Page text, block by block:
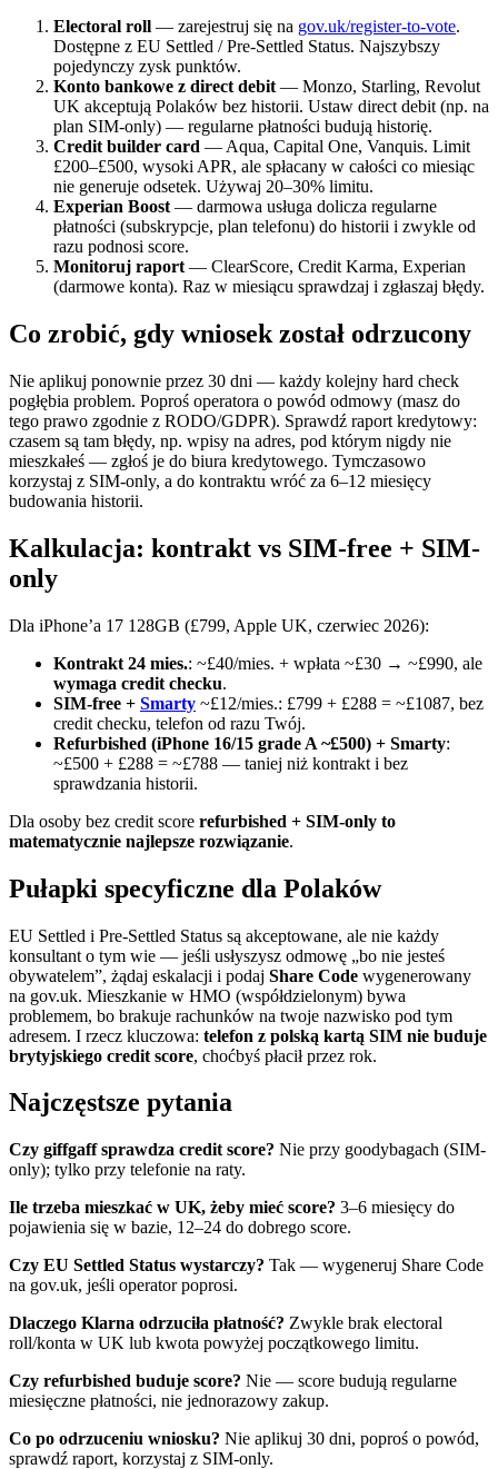
Electoral roll — zarejestruj się na gov.uk/register-to-vote.
Dostępne z EU Settled / Pre-Settled Status. Najszybszy
pojedynczy zysk punktów.
Konto bankowe z direct debit — Monzo, Starling, Revolut
UK akceptują Polaków bez historii. Ustaw direct debit (np. na
plan SIM-only) — regularne płatności budują historię.
Credit builder card — Aqua, Capital One, Vanquis. Limit
£200–£500, wysoki APR, ale spłacany w całości co miesiąc
nie generuje odsetek. Używaj 20–30% limitu.
Experian Boost — darmowa usługa dolicza regularne
płatności (subskrypcje, plan telefonu) do historii i zwykle od
razu podnosi score.
Monitoruj raport — ClearScore, Credit Karma, Experian
(darmowe konta). Raz w miesiącu sprawdzaj i zgłaszaj błędy.
Co zrobić, gdy wniosek został odrzucony
Nie aplikuj ponownie przez 30 dni — każdy kolejny hard check
pogłębia problem. Poproś operatora o powód odmowy (masz do
tego prawo zgodnie z RODO/GDPR). Sprawdź raport kredytowy:
czasem są tam błędy, np. wpisy na adres, pod którym nigdy nie
mieszkałeś — zgłoś je do biura kredytowego. Tymczasowo
korzystaj z SIM-only, a do kontraktu wróć za 6–12 miesięcy
budowania historii.
Kalkulacja: kontrakt vs SIM-free + SIM-
only
Dla iPhone’a 17 128GB (£799, Apple UK, czerwiec 2026):
Kontrakt 24 mies.: ~£40/mies. + wpłata ~£30 → ~£990, ale
wymaga credit checku.
SIM-free + Smarty ~£12/mies.: £799 + £288 = ~£1087, bez
credit checku, telefon od razu Twój.
Refurbished (iPhone 16/15 grade A ~£500) + Smarty:
~£500 + £288 = ~£788 — taniej niż kontrakt i bez
sprawdzania historii.
Dla osoby bez credit score refurbished + SIM-only to
matematycznie najlepsze rozwiązanie.
Pułapki specyficzne dla Polaków
EU Settled i Pre-Settled Status są akceptowane, ale nie każdy
konsultant o tym wie — jeśli usłyszysz odmowę „bo nie jesteś
obywatelem”, żądaj eskalacji i podaj Share Code wygenerowany
na gov.uk. Mieszkanie w HMO (współdzielonym) bywa
problemem, bo brakuje rachunków na twoje nazwisko pod tym
adresem. I rzecz kluczowa: telefon z polską kartą SIM nie buduje
brytyjskiego credit score, choćbyś płacił przez rok.
Najczęstsze pytania
Czy giffgaff sprawdza credit score? Nie przy goodybagach (SIM-
only); tylko przy telefonie na raty.
Ile trzeba mieszkać w UK, żeby mieć score? 3–6 miesięcy do
pojawienia się w bazie, 12–24 do dobrego score.
Czy EU Settled Status wystarczy? Tak — wygeneruj Share Code
na gov.uk, jeśli operator poprosi.
Dlaczego Klarna odrzuciła płatność? Zwykle brak electoral
roll/konta w UK lub kwota powyżej początkowego limitu.
Czy refurbished buduje score? Nie — score budują regularne
miesięczne płatności, nie jednorazowy zakup.
Co po odrzuceniu wniosku? Nie aplikuj 30 dni, poproś o powód,
sprawdź raport, korzystaj z SIM-only.